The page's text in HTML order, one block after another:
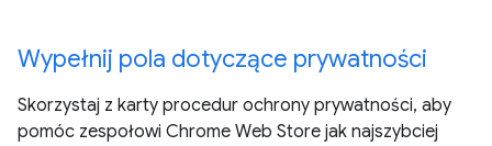
Wypełnij pola dotyczące prywatności
Skorzystaj z karty procedur ochrony prywatności, aby
pomóc zespołowi Chrome Web Store jak najszybciej